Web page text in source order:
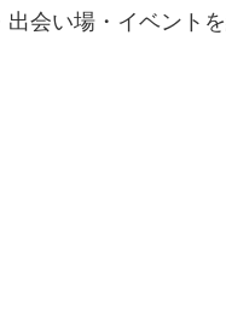
出会い場・イベント